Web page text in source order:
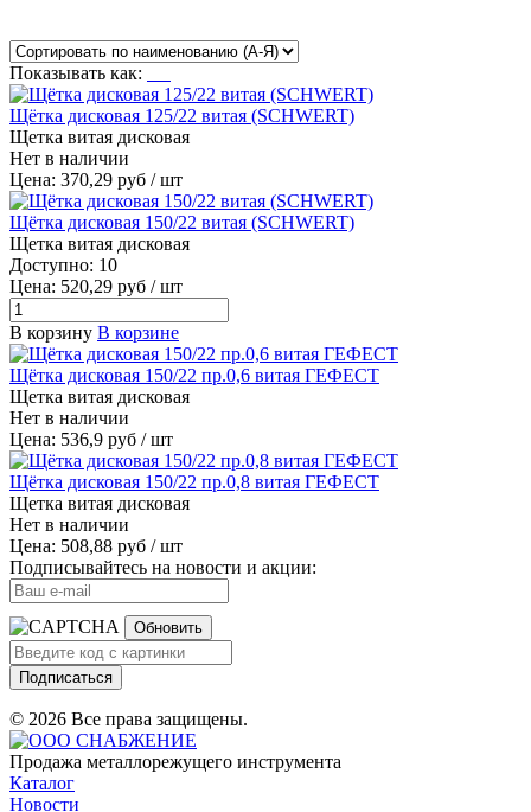
Показывать как:
Щётка дисковая 125/22 витая (SCHWERT)
Щетка витая дисковая
Нет в наличии
Цена: 370,29 руб / шт
Щётка дисковая 150/22 витая (SCHWERT)
Щетка витая дисковая
Доступно: 10
Цена: 520,29 руб / шт
В корзину В корзине
Щётка дисковая 150/22 пр.0,6 витая ГЕФЕСТ
Щетка витая дисковая
Нет в наличии
Цена: 536,9 руб / шт
Щётка дисковая 150/22 пр.0,8 витая ГЕФЕСТ
Щетка витая дисковая
Нет в наличии
Цена: 508,88 руб / шт
Подписывайтесь на новости и акции:
Обновить
Подписаться
© 2026 Все права защищены.
Продажа металлорежущего инструмента
Каталог
Новости